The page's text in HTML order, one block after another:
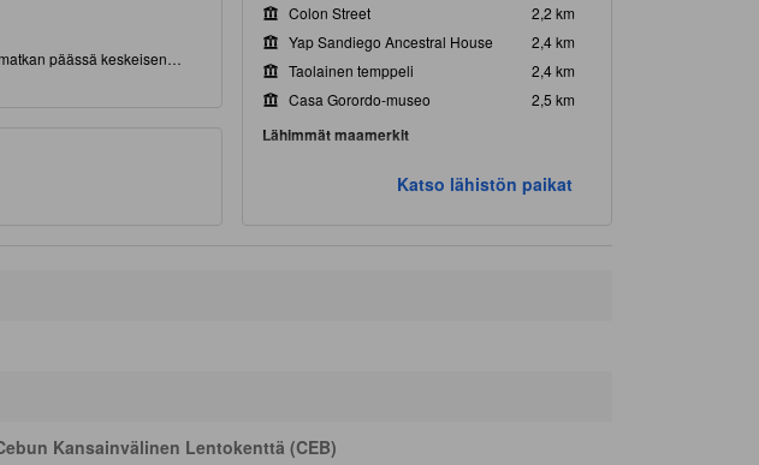
päässä keskeisen
päällä on ravintola ja
Colon Street
2,2 km
Yap Sandiego Ancestral House
2,4 km
Taolainen temppeli
2,4 km
Casa Gorordo-museo
2,5 km
Lähimmät maamerkit
Kiinan konsulaatti
410 m
Katso lähistön paikat
Kansainvälinen Lentokenttä (CEB)